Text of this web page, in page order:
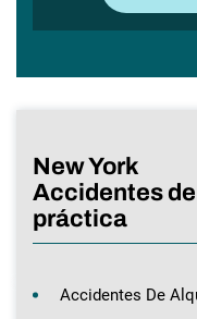
New York
Accidentes
práctica
Accidentes De